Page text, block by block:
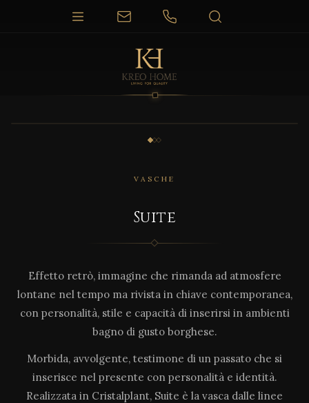
VASCHE
Suite
Effetto retrò, immagine che rimanda ad atmosfere
lontane nel tempo ma rivista in chiave contemporanea,
con personalità, stile e capacità di inserirsi in ambienti
bagno di gusto borghese.
Morbida, avvolgente, testimone di un passato che si
inserisce nel presente con personalità e identità.
Realizzata in Cristalplant, Suite è la vasca dalle linee